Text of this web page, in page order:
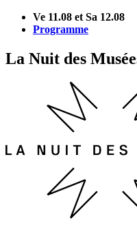
Ve 11.08 et Sa 12.08
Programme
La Nuit des